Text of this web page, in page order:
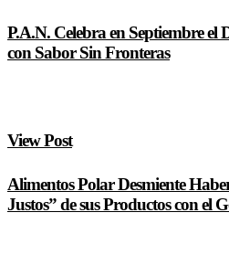
P.A.N. Celebra en Septiembre
con Sabor Sin Fronteras
View Post
Alimentos Polar Desmiente
Justos” de sus Productos con el